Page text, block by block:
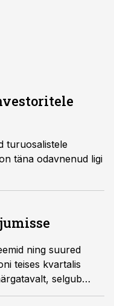
turuosalistele
täna odavnenud ligi
ning suured
teises kvartalis
selgub